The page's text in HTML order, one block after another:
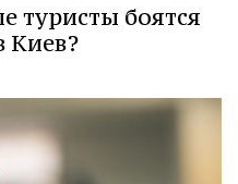
туристы боятся
Киев?